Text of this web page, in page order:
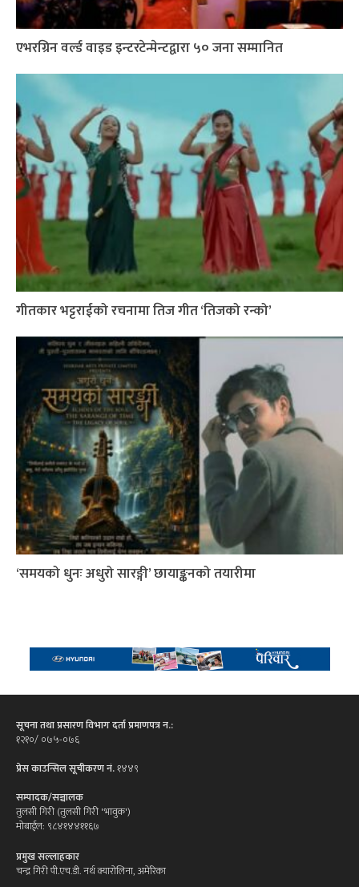
एभरग्रिन वर्ल्ड वाइड इन्टरटेन्मेन्टद्वारा ५० जना सम्मानित
गीतकार भट्टराईको रचनामा तिज गीत ‘तिजको रन्को’
‘समयको धुनः अधुरो सारङ्गी’ छायाङ्कनको तयारीमा
सूचना तथा प्रसारण विभाग दर्ता प्रमाणपत्र न.:
१२१०/ ०७५-०७६
प्रेस काउन्सिल सूचीकरण नं.१४४९
सम्पादक/सञ्चालक
तुलसी गिरी (तुलसी गिरी 'भावुक')
मोबाईल: ९८४१४४११६७
प्रमुख सल्लाहकार
चन्द्र गिरी पी.एच.डी. नर्थ क्यारोलिना, अमेरिका